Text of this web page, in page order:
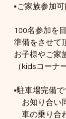
▪️ご家族参加可
100名参加を
準備をさせて
お子様やご家
（kidsコーナ
▪️駐車場完備で
お知り合い
車の乗り合